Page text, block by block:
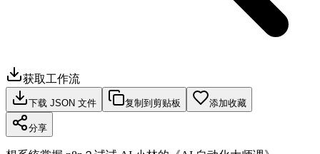
获取工作流
下载 JSON 文件 复制到剪贴板 添加收藏
分享